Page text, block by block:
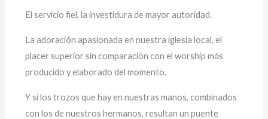
El servicio fiel, la investidura de mayor autoridad.
La adoración apasionada en nuestra iglesia local, el
placer superior sin comparación con el worship más
producido y elaborado del momento.
Y si los trozos que hay en nuestras manos, combinados
con los de nuestros hermanos, resultan un puente